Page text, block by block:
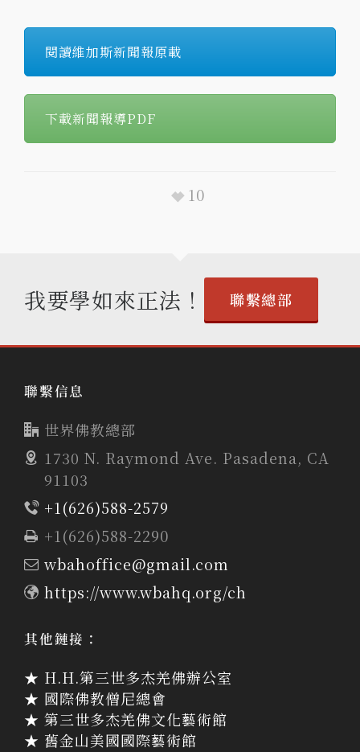
閱讀維加斯新聞報原載
下載新聞報導PDF
10
我要學如來正法！ 聯繫總部
聯繫信息
世界佛教總部
1730 N. Raymond Ave. Pasadena, CA
91103
+1(626)588-2579
+1(626)588-2290
wbahoffice@gmail.com
https://www.wbahq.org/ch
其他鏈接：
★ H.H.第三世多杰羌佛辦公室
★ 國際佛教僧尼總會
★ 第三世多杰羌佛文化藝術館
★ 舊金山美國國際藝術館